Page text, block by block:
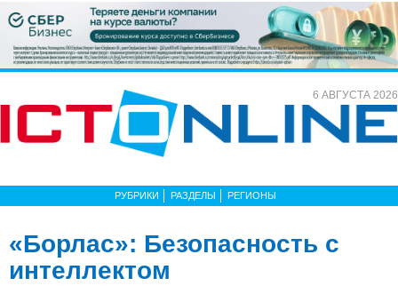
6 АВГУСТА 2026
РУБРИКИ РАЗДЕЛЫ РЕГИОНЫ
«Борлас»: Безопасность с
интеллектом